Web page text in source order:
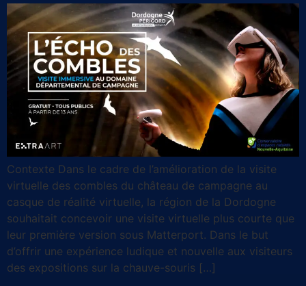
Contexte Dans le cadre de l’amélioration de la visite
virtuelle des combles du château de campagne au
casque de réalité virtuelle, la région de la Dordogne
souhaitait concevoir une visite virtuelle plus courte que
leur première version sous Matterport. Dans le but
d’offrir une expérience ludique et nouvelle aux visiteurs
des expositions sur la chauve-souris […]